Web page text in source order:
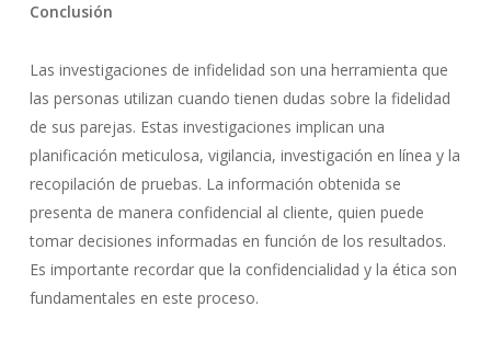
Conclusión
Las investigaciones de infidelidad son una herramienta que
las personas utilizan cuando tienen dudas sobre la fidelidad
de sus parejas. Estas investigaciones implican una
planificación meticulosa, vigilancia, investigación en línea y la
recopilación de pruebas. La información obtenida se
presenta de manera confidencial al cliente, quien puede
tomar decisiones informadas en función de los resultados.
Es importante recordar que la confidencialidad y la ética son
fundamentales en este proceso.